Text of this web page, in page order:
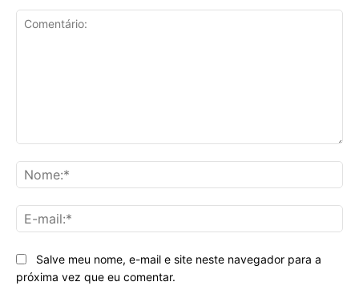
Salve meu nome, e-mail e site neste navegador para a
próxima vez que eu comentar.